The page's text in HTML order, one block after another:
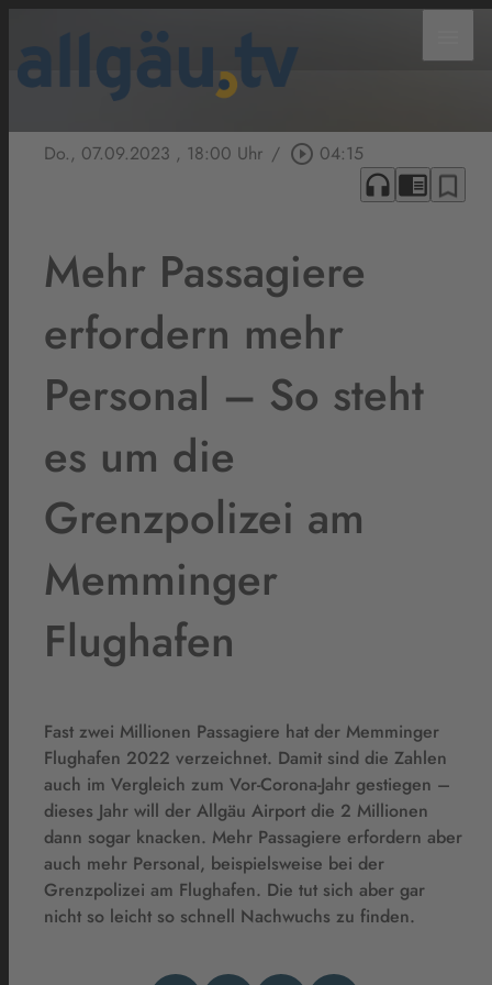
Do., 07.09.2023 , 18:00 Uhr / play_circle_outline 04:15
headphones chrome_reader_mode bookmark_border
Mehr Passagiere
erfordern mehr
Personal – So steht
es um die
Grenzpolizei am
Memminger
Flughafen
Fast zwei Millionen Passagiere hat der Memminger
Flughafen 2022 verzeichnet. Damit sind die Zahlen
auch im Vergleich zum Vor-Corona-Jahr gestiegen –
dieses Jahr will der Allgäu Airport die 2 Millionen
dann sogar knacken. Mehr Passagiere erfordern aber
auch mehr Personal, beispielsweise bei der
Grenzpolizei am Flughafen. Die tut sich aber gar
nicht so leicht so schnell Nachwuchs zu finden.